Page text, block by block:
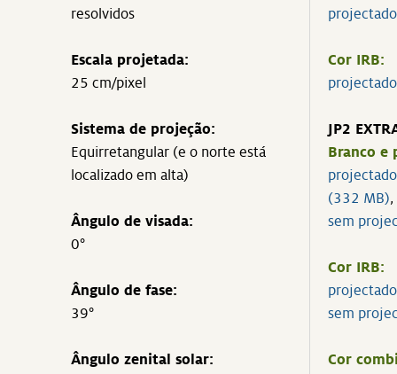
resolvidos
Escala projetada:
25 cm/pixel
Sistema de projeção:
Equirretangular (e o norte está
localizado em alta)
Ângulo de visada:
0°
Ângulo de fase:
39°
Ângulo zenital solar:
Cor IRB:
JP2
Branco e
projectado
(332 MB),
sem
Cor IRB:
sem
Cor